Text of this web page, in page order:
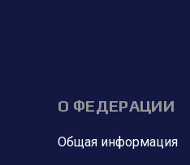
О ФЕДЕРАЦИИ
Общая информация